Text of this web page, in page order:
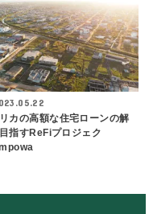
カの高額な住宅ローンの解
指すReFiプロジェク